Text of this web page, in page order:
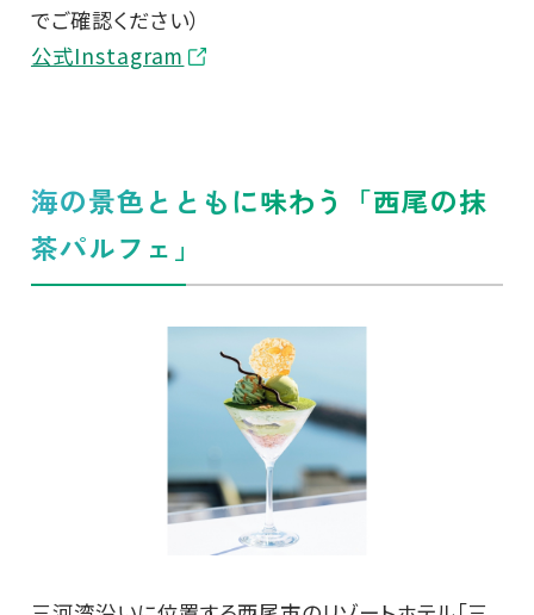
でご確認ください）
公式Instagram
海の景色とともに味わう「西尾の抹
茶パルフェ」